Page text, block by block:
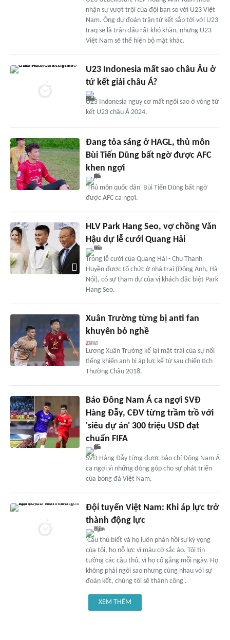
nhận sự vượt trội của đội bạn so với U23 Việt
Nam. Ông dự đoán trận tứ kết sắp tới với U23
Iraq sẽ là trận đấu rất khó khăn, nhưng U23
Việt Nam sẽ thể hiện bộ mặt khác.
U23 Indonesia mất sao châu Âu ở
tứ kết giải châu Á?
U23 Indonesia nguy cơ mất ngôi sao ở vòng tứ
kết U23 châu Á 2024.
Đang tỏa sáng ở HAGL, thủ môn
Bùi Tiến Dũng bất ngờ được AFC
khen ngợi
'Thủ môn quốc dân' Bùi Tiến Dũng bất ngờ
được AFC ca ngợi.
HLV Park Hang Seo, vợ chồng Văn
Hậu dự lễ cưới Quang Hải
Trong lễ cưới của Quang Hải - Chu Thanh
Huyền được tổ chức ở nhà trai (Đông Anh, Hà
Nội), có sự tham dự của vị khách đặc biệt Park
Hang Seo.
Xuân Trường từng bị anti fan
khuyên bỏ nghề
Lương Xuân Trường kể lại mặt trái của sự nổi
tiếng khiến anh bị áp lực kể từ sau chiến tích
Thường Châu 2018.
Báo Đông Nam Á ca ngợi SVĐ
Hàng Đẫy, CĐV từng trầm trồ với
'siêu dự án' 300 triệu USD đạt
chuẩn FIFA
SVĐ Hàng Đẫy từng được báo chí Đông Nam Á
ca ngợi vì những đóng góp cho sự phát triển
của bóng đá Việt Nam.
Đội tuyển Việt Nam: Khi áp lực trở
thành động lực
'Cầu thủ biết và họ luôn phản hồi sự kỳ vọng
của tôi, họ nỗ lực vì màu cờ sắc áo. Tôi tin
tưởng các cầu thủ, vì họ cố gắng mỗi ngày. Họ
không phải ngôi sao nhưng cùng nhau với sự
đoàn kết, chúng tôi sẽ thành công'.
XEM THÊM